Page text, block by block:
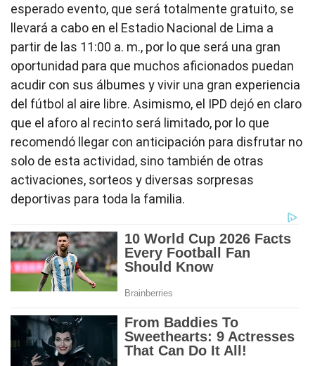
esperado evento, que será totalmente gratuito, se
llevará a cabo en el Estadio Nacional de Lima a
partir de las 11:00 a. m., por lo que será una gran
oportunidad para que muchos aficionados puedan
acudir con sus álbumes y vivir una gran experiencia
del fútbol al aire libre. Asimismo, el IPD dejó en claro
que el aforo al recinto será limitado, por lo que
recomendó llegar con anticipación para disfrutar no
solo de esta actividad, sino también de otras
activaciones, sorteos y diversas sorpresas
deportivas para toda la familia.